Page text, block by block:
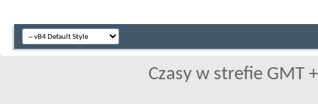
Czasy w strefie GMT